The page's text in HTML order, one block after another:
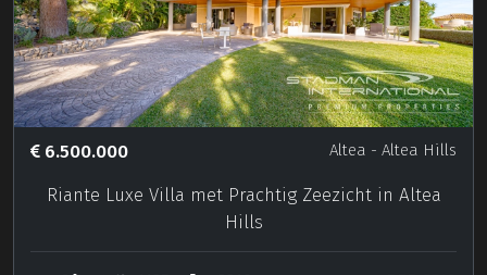
6.500.000 Altea - Altea Hills
Riante Luxe Villa met Prachtig Zeezicht in Altea
Hills